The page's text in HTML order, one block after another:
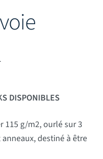
de prix : 18,00 €
DISPONIBLES
115 g/m2, ourlé sur 3
destiné à être